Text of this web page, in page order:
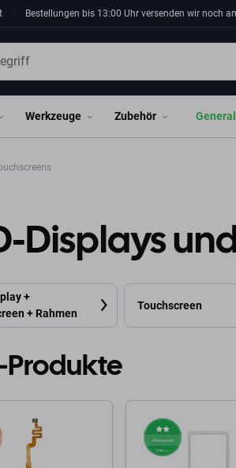
Bestellungen bis 13:00 Uhr versenden wir noch
Werkzeuge Zubehör
Displays
+
+ Rahmen
Touchscreen
Produkte